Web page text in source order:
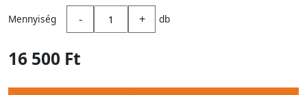
Mennyiség - + db
16 500 Ft